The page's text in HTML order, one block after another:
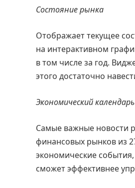
Состояние рынка
Отображает текущее
на интерактивном
в том числе за год.
этого достаточно
Экономический календарь
Самые важные новости
финансовых рынков из
экономические
сможет эффективнее